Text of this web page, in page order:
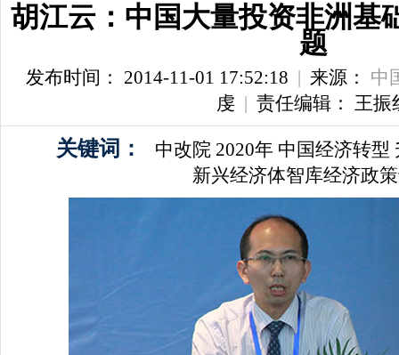
胡江云：中国大量投资非洲基
题
发布时间： 2014-11-01 17:52:18 | 来源： 中
虔 | 责任编辑： 王振
关键词： 中改院 2020年 中国经济转型
新兴经济体智库经济政